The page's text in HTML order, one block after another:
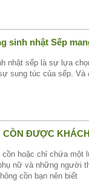
sinh nhật Sếp
nhật sếp là sự lựa
sung túc của sếp.
ĐƯỢC
hoặc chỉ chứa một
nữ và những người
cồn bạn nên biết